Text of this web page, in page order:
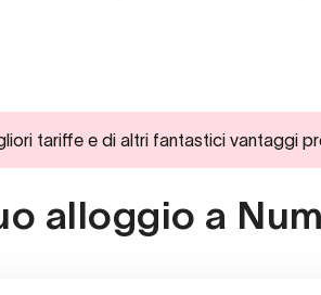
tariffe e di altri fantastici vantaggi
alloggio a